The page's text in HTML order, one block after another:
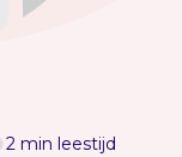
2 min leestijd